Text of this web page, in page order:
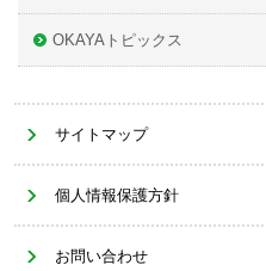
OKAYAトピックス
サイトマップ
個人情報保護方針
お問い合わせ